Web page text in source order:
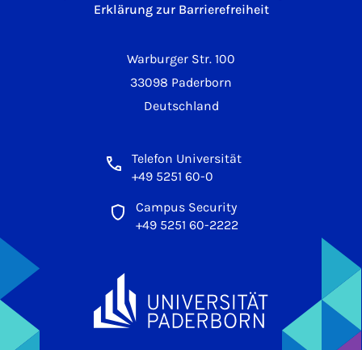
Warburger Str. 100
33098 Paderborn
Deutschland
Telefon Universität
+49 5251 60-0
Campus Security
+49 5251 60-2222
Erklärung zur Barrierefreiheit